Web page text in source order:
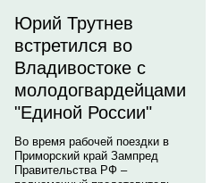
Юрий Трутнев
встретился во
Владивостоке с
молодогвардейцами
"Единой России"
Во время рабочей поездки в
Приморский край Зампред
Правительства РФ –